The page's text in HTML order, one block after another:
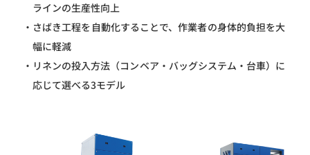
ラインの生産性向上
さばき工程を自動化することで、作業者の身体的負担を大
幅に軽減
リネンの投入方法（コンベア・バッグシステム・台車）に
応じて選べる3モデル